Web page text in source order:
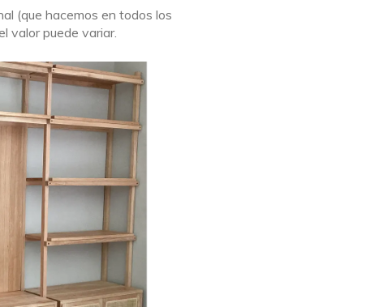
(que hacemos en todos los
valor puede variar.